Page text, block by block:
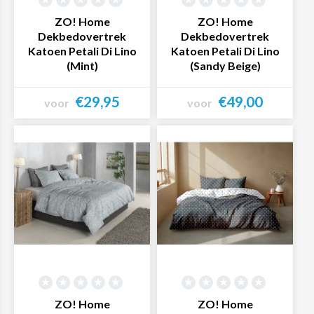
Voor tweepersoonsbedden hebben wij de volgende
mogelijkheden:
tweepersoonsdekbedovertrek
van 200x200 of
lits-jumeaux XL-dekbedovertrek
van 260x200 of
260x220
De breedte van onze tweepersoons
dekbedovertrekken varieert dus van 200 cm tot 260 cm.
Hierdoor is er bij ons een passend dekbedovertrek voor
altijd minimaal 200 cm, maar vaak zelfs 220 cm. Een
ZO! Home
Dekbedovertrek
Katoen Petali Di Lino
(Mint)
voor €29,95
ZO! Home
Dekbedovertrek
Katoen Petali Di Lino
(Sandy Beige)
voor €49,00
ZO! Home
ZO! Home